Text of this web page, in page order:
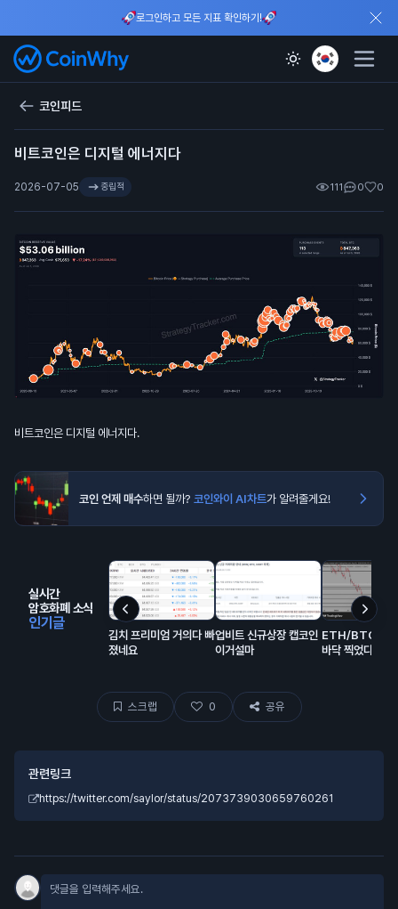
로그인하고 모든 지표 확인하기!
코인피드
비트코인은 디지털 에너지다
2026-07-05 중립적 111 0 0
비트코인은 디지털 에너지다.
코인 언제 매수하면 될까? 코인와이 AI차트가 알려줄게요!
실시간
암호화폐 소식
인기글
김치 프리미엄 거의다 빠
졌네요
업비트 신규상장 캡코인
이거설마
ETH/BTC는
바닥 찍었다
스크랩 0 공유
관련링크
https://twitter.com/saylor/status/2073739030659760261